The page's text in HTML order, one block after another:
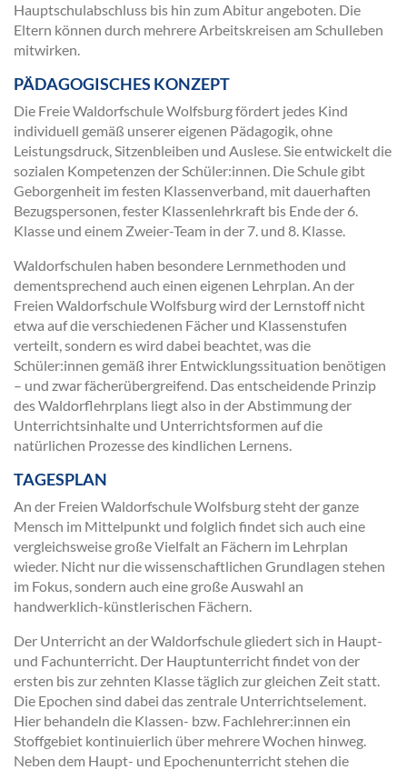
Hauptschulabschluss bis hin zum Abitur angeboten. Die
Eltern können durch mehrere Arbeitskreisen am Schulleben
mitwirken.
PÄDAGOGISCHES KONZEPT
Die Freie Waldorfschule Wolfsburg fördert jedes Kind
individuell gemäß unserer eigenen Pädagogik, ohne
Leistungsdruck, Sitzenbleiben und Auslese. Sie entwickelt die
sozialen Kompetenzen der Schüler:innen. Die Schule gibt
Geborgenheit im festen Klassenverband, mit dauerhaften
Bezugspersonen, fester Klassenlehrkraft bis Ende der 6.
Klasse und einem Zweier-Team in der 7. und 8. Klasse.
Waldorfschulen haben besondere Lernmethoden und
dementsprechend auch einen eigenen Lehrplan. An der
Freien Waldorfschule Wolfsburg wird der Lernstoff nicht
etwa auf die verschiedenen Fächer und Klassenstufen
verteilt, sondern es wird dabei beachtet, was die
Schüler:innen gemäß ihrer Entwicklungssituation benötigen
– und zwar fächerübergreifend. Das entscheidende Prinzip
des Waldorflehrplans liegt also in der Abstimmung der
Unterrichtsinhalte und Unterrichtsformen auf die
natürlichen Prozesse des kindlichen Lernens.
TAGESPLAN
An der Freien Waldorfschule Wolfsburg steht der ganze
Mensch im Mittelpunkt und folglich findet sich auch eine
vergleichsweise große Vielfalt an Fächern im Lehrplan
wieder. Nicht nur die wissenschaftlichen Grundlagen stehen
im Fokus, sondern auch eine große Auswahl an
handwerklich-künstlerischen Fächern.
Der Unterricht an der Waldorfschule gliedert sich in Haupt-
und Fachunterricht. Der Hauptunterricht findet von der
ersten bis zur zehnten Klasse täglich zur gleichen Zeit statt.
Die Epochen sind dabei das zentrale Unterrichtselement.
Hier behandeln die Klassen- bzw. Fachlehrer:innen ein
Stoffgebiet kontinuierlich über mehrere Wochen hinweg.
Neben dem Haupt- und Epochenunterricht stehen die